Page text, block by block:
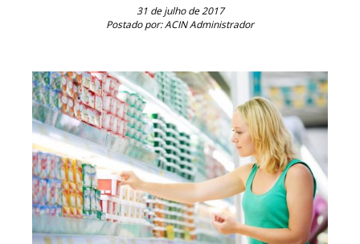
31 de julho de 2017
Postado por: ACIN Administrador